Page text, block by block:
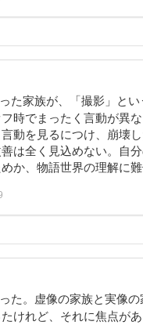
た家族が、「撮影」と
時でまったく言動が異
動を見るにつけ、崩壊
は全く見込めない。自
か、物語世界の理解に難
た。虚像の家族と実像
けれど、それに焦点が